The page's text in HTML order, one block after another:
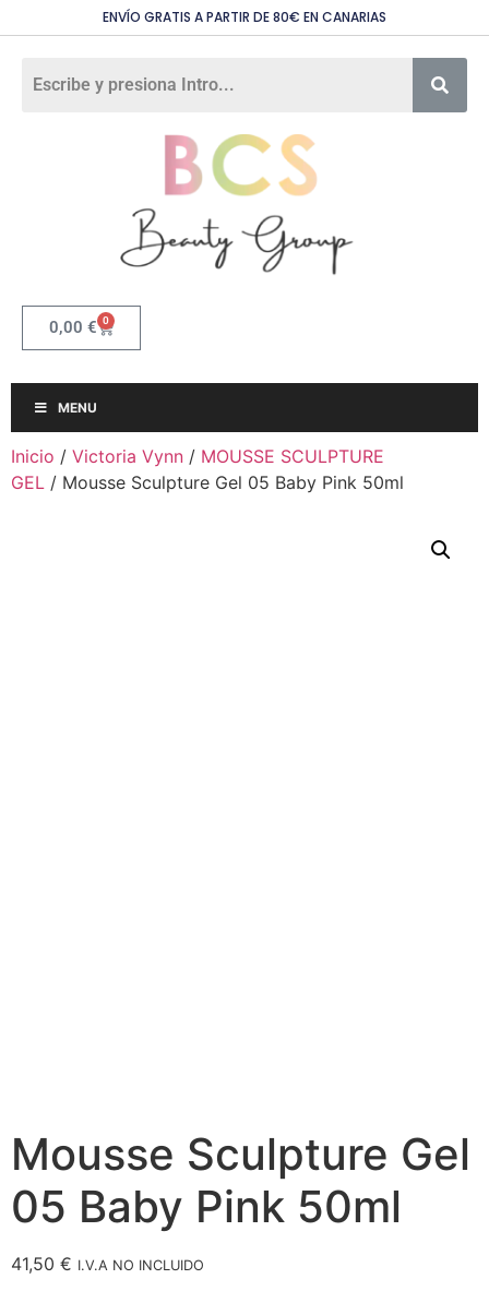
ENVÍO GRATIS A PARTIR DE 80€ EN CANARIAS
0,00 € 0
MENU
Inicio / Victoria Vynn / MOUSSE SCULPTURE
GEL / Mousse Sculpture Gel 05 Baby Pink 50ml
Mousse Sculpture Gel
05 Baby Pink 50ml
41,50 € I.V.A NO INCLUIDO